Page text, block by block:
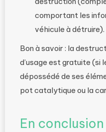
comportant les
véhicule à détruire).
Bon à savoir : la
d’usage est gratuite (si
dépossédé de ses
pot catalytique ou la
En conclusion